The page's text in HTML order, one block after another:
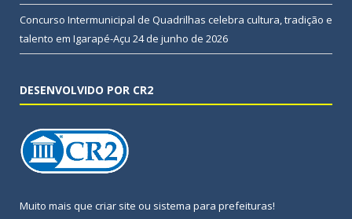
Concurso Intermunicipal de Quadrilhas celebra cultura, tradição e
talento em Igarapé-Açu 24 de junho de 2026
DESENVOLVIDO POR CR2
Muito mais que criar site ou sistema para prefeituras!